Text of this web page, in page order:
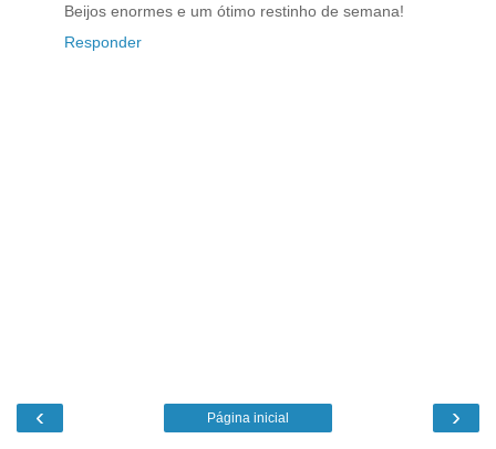
Beijos enormes e um ótimo restinho de semana!
Responder
‹ ›
Página inicial